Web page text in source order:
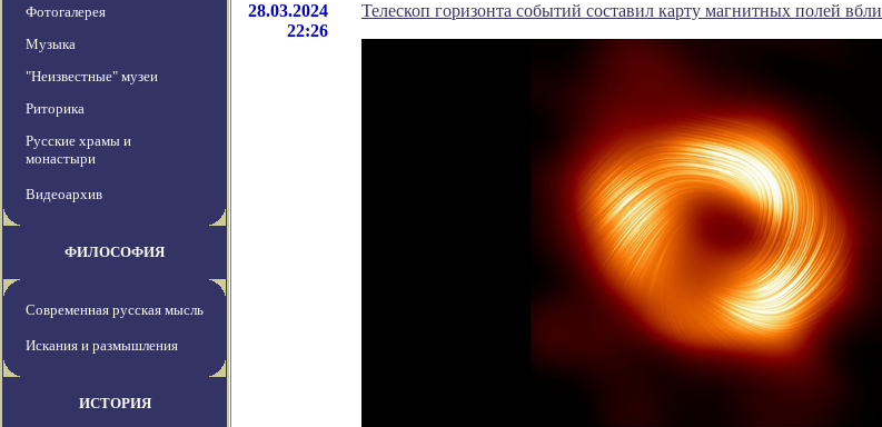
Фотогалерея
Музыка
"Неизвестные" музеи
Риторика
Русские храмы и
монастыри
Видеоархив
ФИЛОСОФИЯ
Современная русская мысль
Искания и размышления
ИСТОРИЯ
28.03.2024
22:26
Телескоп горизонта событий составил карту магнитных полей